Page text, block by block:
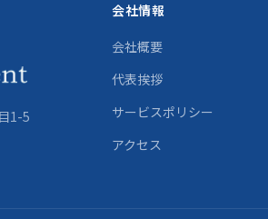
1-5
会社情報
会社概要
代表挨拶
サービスポリシー
アクセス